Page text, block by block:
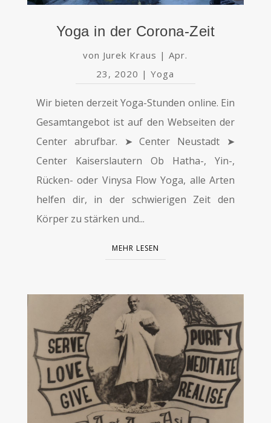
Yoga in der Corona-Zeit
von Jurek Kraus |Apr.
23, 2020 |Yoga
Wir bieten derzeit Yoga-Stunden online. Ein
Gesamtangebot ist auf den Webseiten der
Center abrufbar. ➤ Center Neustadt ➤
Center Kaiserslautern Ob Hatha-, Yin-,
Rücken- oder Vinysa Flow Yoga, alle Arten
helfen dir, in der schwierigen Zeit den
Körper zu stärken und...
MEHR LESEN